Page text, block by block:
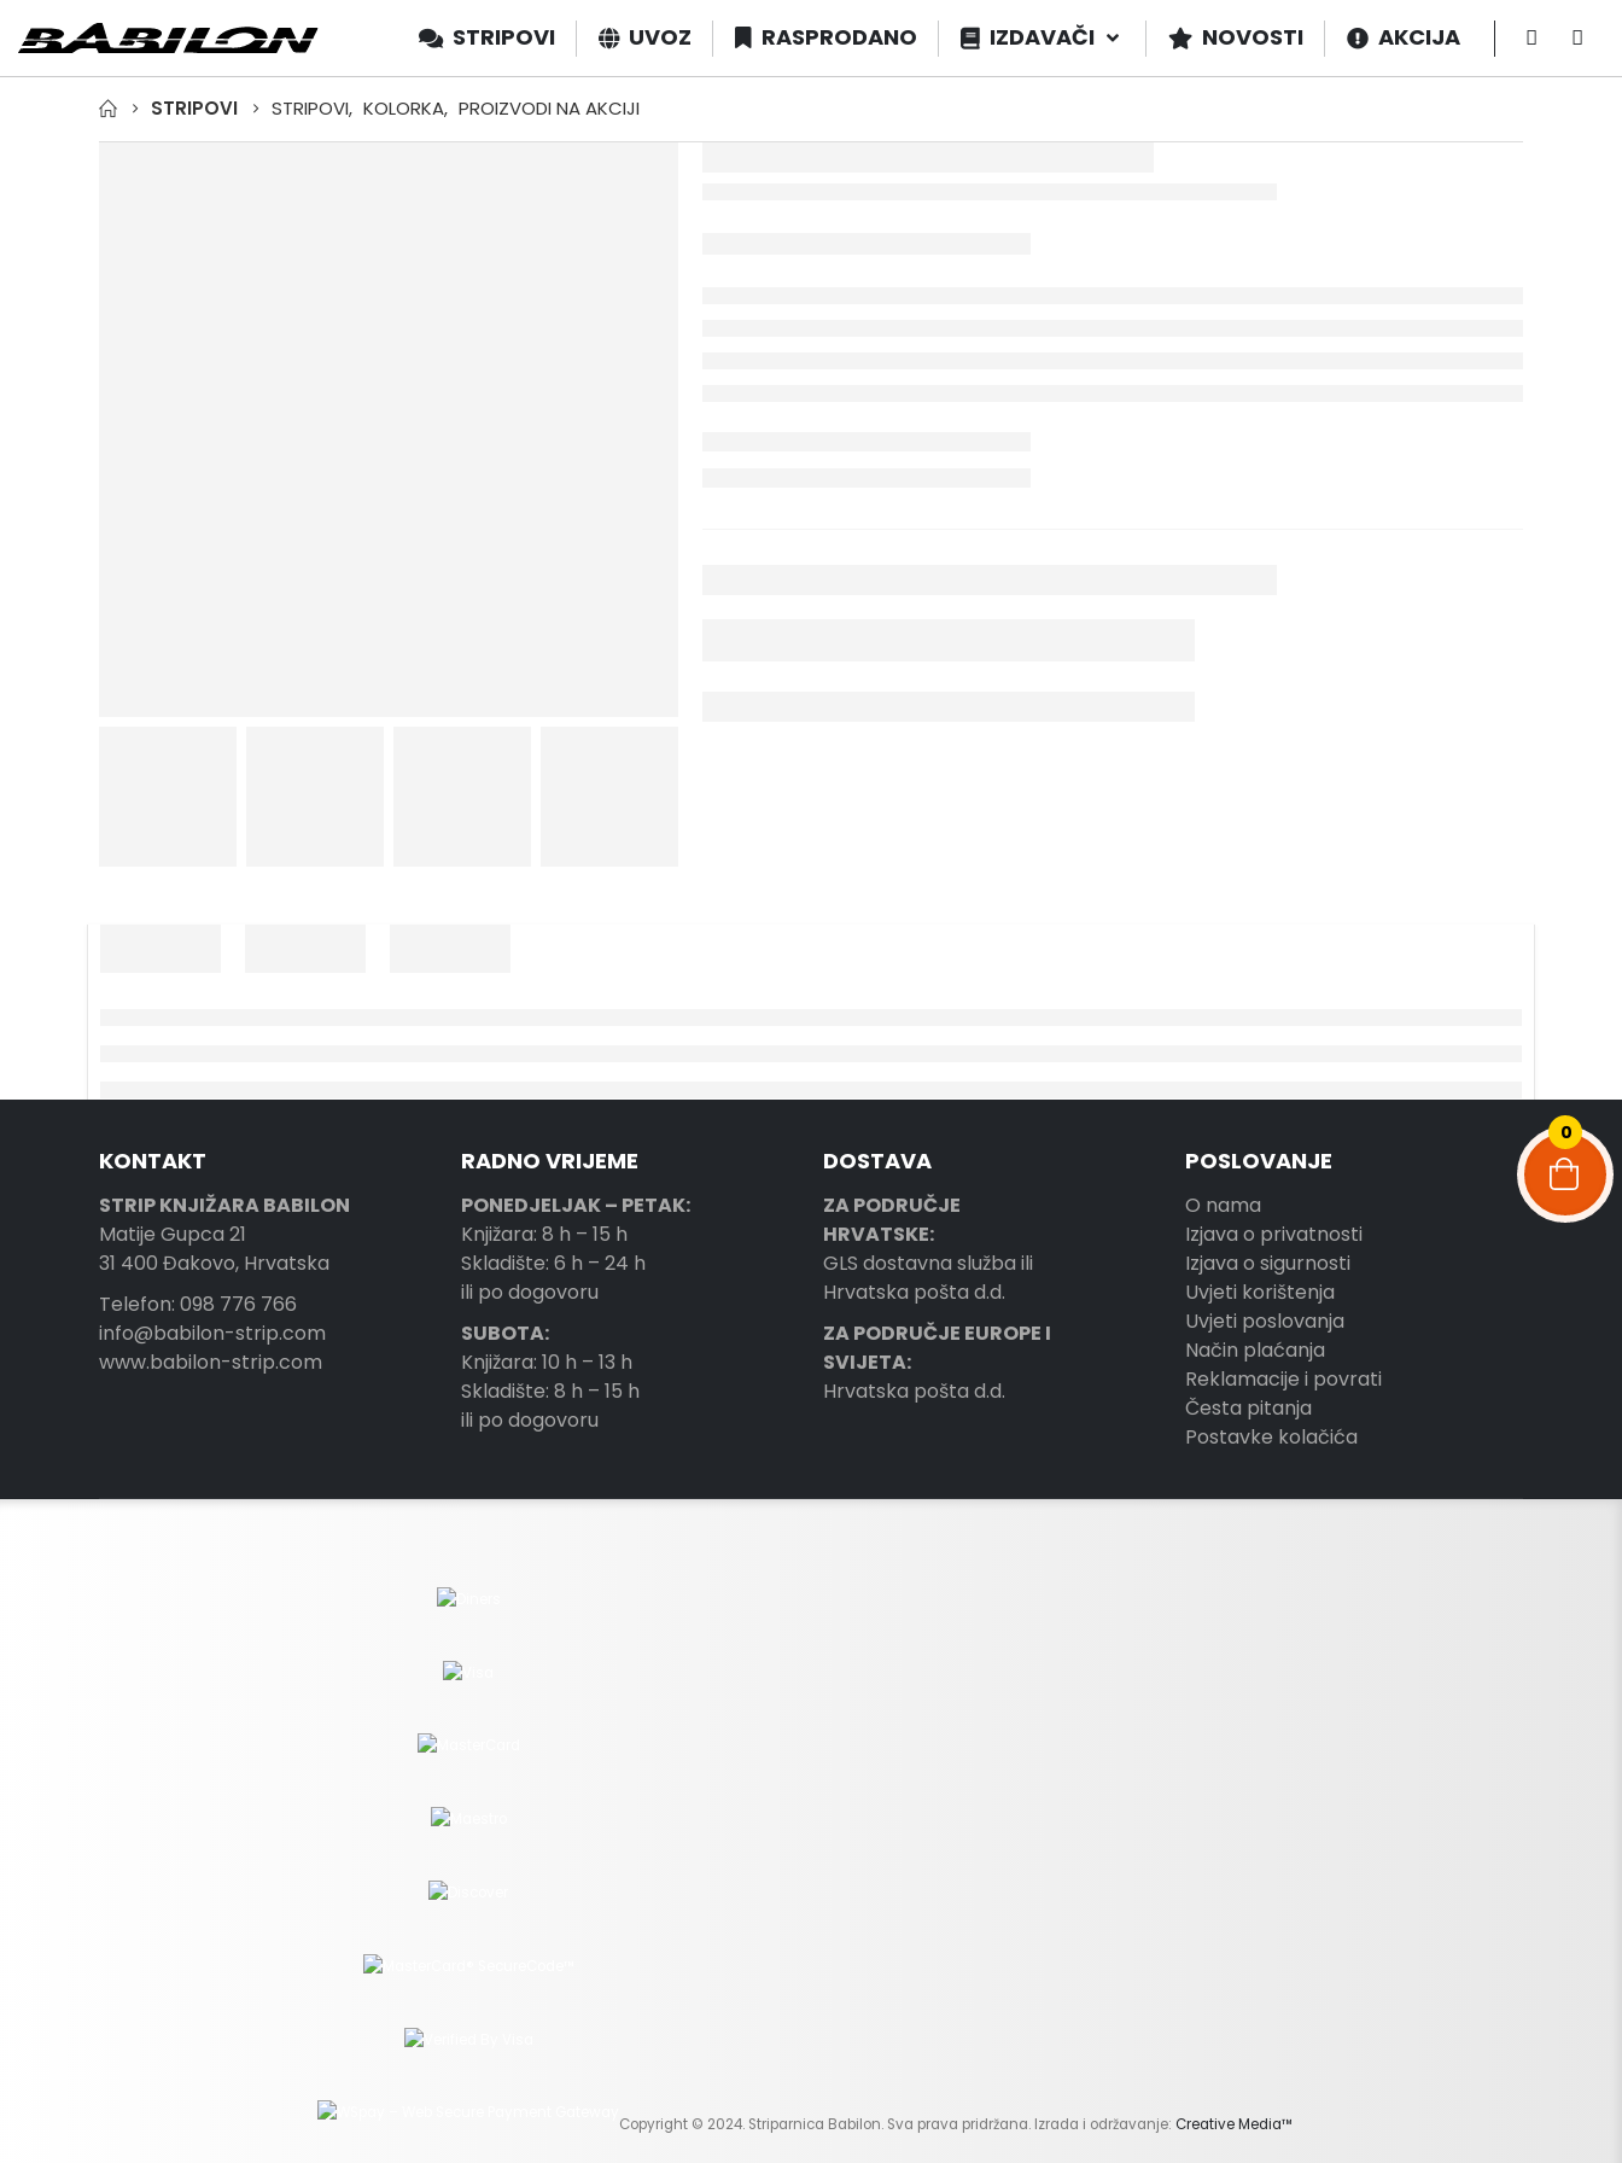
0
STRIPOVI UVOZ RASPRODANO IZDAVAČI NOVOSTI AKCIJA
STRIPOVI STRIPOVI, KOLORKA, PROIZVODI NA AKCIJI
KONTAKT
STRIP KNJIŽARA BABILON
Matije Gupca 21
31 400 Đakovo, Hrvatska
Telefon: 098 776 766
info@babilon-strip.com
www.babilon-strip.com
RADNO VRIJEME
PONEDJELJAK – PETAK:
Knjižara: 8 h – 15 h
Skladište: 6 h – 24 h
ili po dogovoru
SUBOTA:
Knjižara: 10 h – 13 h
Skladište: 8 h – 15 h
ili po dogovoru
DOSTAVA
ZA PODRUČJE
HRVATSKE:
GLS dostavna služba ili
Hrvatska pošta d.d.
ZA PODRUČJE EUROPE I
SVIJETA:
Hrvatska pošta d.d.
POSLOVANJE
O nama
Izjava o privatnosti
Izjava o sigurnosti
Uvjeti korištenja
Uvjeti poslovanja
Način plaćanja
Reklamacije i povrati
Česta pitanja
Postavke kolačića
Copyright © 2024. Striparnica Babilon. Sva prava pridržana. Izrada i održavanje: Creative Media™